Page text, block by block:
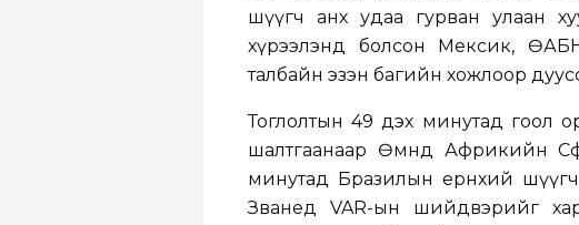
шүүгч анх удаа гурван улаан
хүрээлэнд болсон Мексик,
талбайн эзэн багийн хожлоор
Тоглолтын 49 дэх минутад гоол
шалтгаанаар Өмнөд Африкийн
минутад Бразилын ерөнхий
Званед VAR-ын шийдвэрийг